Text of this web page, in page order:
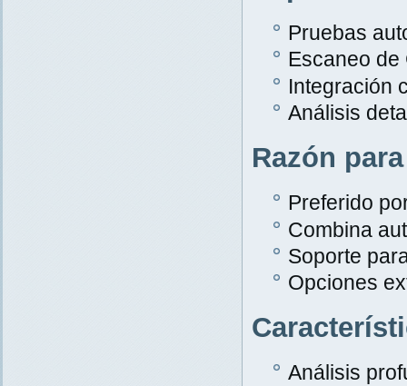
Pruebas
Escaneo de
Integración
Análisis
Razón
Preferido
Combina
Soporte
Opciones
Análisis